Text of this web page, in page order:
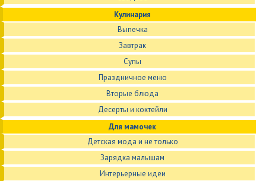
Кулинария
Выпечка
Завтрак
Супы
Праздничное меню
Вторые блюда
Десерты и коктейли
Для мамочек
Детская мода и не только
Зарядка малышам
Интерьерные идеи